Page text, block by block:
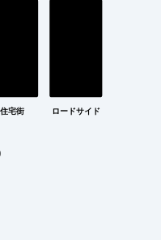
住宅街 ロードサイド